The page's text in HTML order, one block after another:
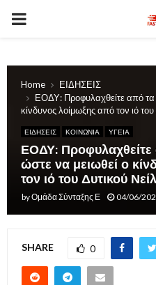
PRIMARY
Home
ΕΙΔΗΣΕΙΣ
ΕΟΔΥ: Προφυλαχθείτε από τα
κίνδυνος λοίμωξης από τον ιό
ΕΙΔΗΣΕΙΣ ΚΟΙΝΩΝΙΑ ΥΓΕΙΑ
ΕΟΔΥ:
ώστε να μειωθεί ο
τον ιό του Δυτικού
byΟμάδα Σύνταξης Ε 04/06/
SHARE 0